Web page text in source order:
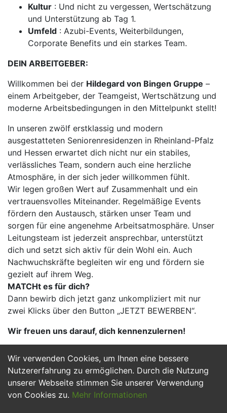
Wir verwenden Cookies, um Ihnen eine bessere
Nutzererfahrung zu ermöglichen. Durch die Nutzung
unserer Webseite stimmen Sie unserer Verwendung
von Cookies zu. Mehr Informationen
Kultur : Und nicht zu vergessen, Wertschätzung
und Unterstützung ab Tag 1.
Umfeld : Azubi-Events, Weiterbildungen,
Corporate Benefits und ein starkes Team.
DEIN ARBEITGEBER:
Willkommen bei der Hildegard von Bingen Gruppe –
einem Arbeitgeber, der Teamgeist, Wertschätzung und
moderne Arbeitsbedingungen in den Mittelpunkt stellt!
In unseren zwölf erstklassig und modern
ausgestatteten Seniorenresidenzen in Rheinland-Pfalz
und Hessen erwartet dich nicht nur ein stabiles,
verlässliches Team, sondern auch eine herzliche
Atmosphäre, in der sich jeder willkommen fühlt.
Wir legen großen Wert auf Zusammenhalt und ein
vertrauensvolles Miteinander. Regelmäßige Events
fördern den Austausch, stärken unser Team und
sorgen für eine angenehme Arbeitsatmosphäre. Unser
Leitungsteam ist jederzeit ansprechbar, unterstützt
dich und setzt sich aktiv für dein Wohl ein. Auch
Nachwuchskräfte begleiten wir eng und fördern sie
gezielt auf ihrem Weg.
MATCHt es für dich?
Dann bewirb dich jetzt ganz unkompliziert mit nur
zwei Klicks über den Button „JETZT BEWERBEN“.
Wir freuen uns darauf, dich kennenzulernen!
Jetzt Bewerben